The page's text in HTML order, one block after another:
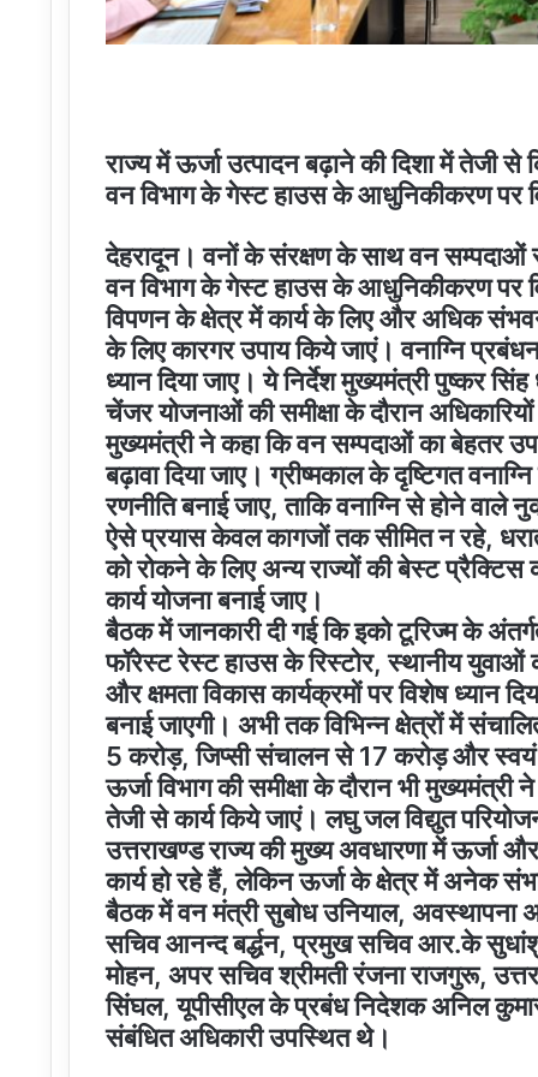
राज्य में ऊर्जा उत्पादन बढ़ाने की दिशा में तेजी से
वन विभाग के गेस्ट हाउस के आधुनिकीकरण पर
देहरादून। वनों के संरक्षण के साथ वन सम्पदाओं
वन विभाग के गेस्ट हाउस के आधुनिकीकरण पर
विपणन के क्षेत्र में कार्य के लिए और अधिक
के लिए कारगर उपाय किये जाएं। वनाग्नि
ध्यान दिया जाए। ये निर्देश मुख्यमंत्री पुष्कर
चेंजर योजनाओं की समीक्षा के दौरान
मुख्यमंत्री ने कहा कि वन सम्पदाओं का बेहतर
बढ़ावा दिया जाए। ग्रीष्मकाल के दृष्टिगत
रणनीति बनाई जाए, ताकि वनाग्नि से होने
ऐसे प्रयास केवल कागजों तक सीमित न रहे,
को रोकने के लिए अन्य राज्यों की बेस्ट
कार्य योजना बनाई जाए।
बैठक में जानकारी दी गई कि इको टूरिज्म के
फॉरेस्ट रेस्ट हाउस के रिस्टोर, स्थानीय युवाओं
और क्षमता विकास कार्यक्रमों पर विशेष ध्यान
बनाई जाएगी। अभी तक विभिन्न क्षेत्रों में
5 करोड़, जिप्सी संचालन से 17 करोड़ और
ऊर्जा विभाग की समीक्षा के दौरान भी मुख्यमंत्री
तेजी से कार्य किये जाएं। लघु जल विद्युत
उत्तराखण्ड राज्य की मुख्य अवधारणा में ऊर्जा
कार्य हो रहे हैं, लेकिन ऊर्जा के क्षेत्र में अनेक
बैठक में वन मंत्री सुबोध उनियाल, अवस्थापना
सचिव आनन्द बर्द्धन, प्रमुख सचिव आर.के
मोहन, अपर सचिव श्रीमती रंजना राजगुरू,
सिंघल, यूपीसीएल के प्रबंध निदेशक अनिल
संबंधित अधिकारी उपस्थित थे।